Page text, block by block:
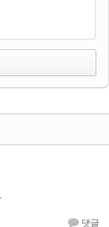
댓글